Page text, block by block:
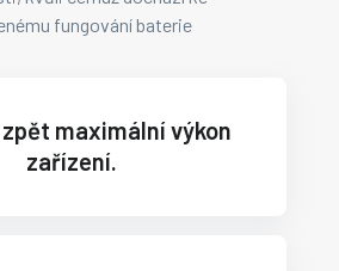
fungování baterie
maximální výkon
zařízení.